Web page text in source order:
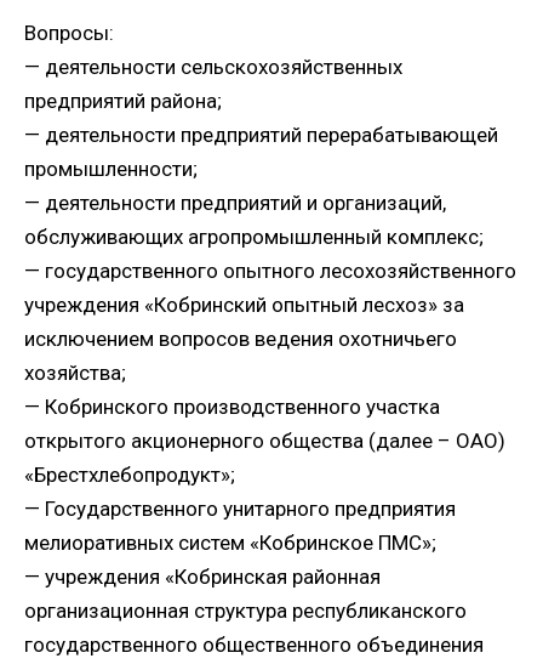
Вопросы:
— деятельности сельскохозяйственных
предприятий района;
— деятельности предприятий перерабатывающей
промышленности;
— деятельности предприятий и организаций,
обслуживающих агропромышленный комплекс;
— государственного опытного лесохозяйственного
учреждения «Кобринский опытный лесхоз» за
исключением вопросов ведения охотничьего
хозяйства;
— Кобринского производственного участка
открытого акционерного общества (далее – ОАО)
«Брестхлебопродукт»;
— Государственного унитарного предприятия
мелиоративных систем «Кобринское ПМС»;
— учреждения «Кобринская районная
организационная структура республиканского
государственного общественного объединения